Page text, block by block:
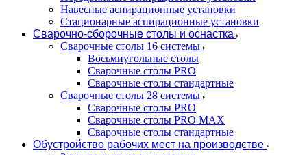
Навесные аспирационные установки
Стационарные аспирационные установки
Сварочно-сборочные столы и оснастка
Сварочные столы 16 системы
Восьмиугольные столы
Сварочные столы PRO
Сварочные столы стандартные
Сварочные столы 28 системы
Сварочные столы PRO
Сварочные столы PRO MAX
Сварочные столы стандартные
Обустройство рабочих мест на производстве